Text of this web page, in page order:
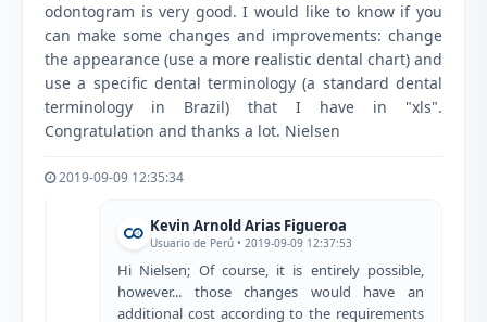
odontogram is very good. I would like to know if you
can make some changes and improvements: change
the appearance (use a more realistic dental chart) and
use a specific dental terminology (a standard dental
terminology in Brazil) that I have in "xls".
Congratulation and thanks a lot. Nielsen
2019-09-09 12:35:34
Kevin Arnold Arias Figueroa
Usuario de Perú • 2019-09-09 12:37:53
Hi Nielsen; Of course, it is entirely possible,
however... those changes would have an
additional cost according to the requirements